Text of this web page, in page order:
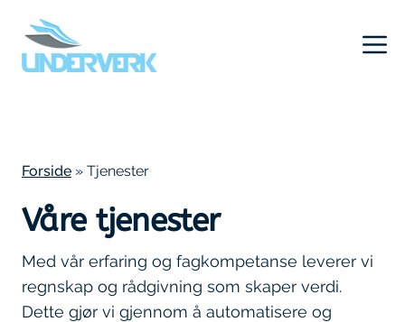
innhold
Forside » Tjenester
Våre tjenester
Med vår erfaring og fagkompetanse leverer vi
regnskap og rådgivning som skaper verdi.
Dette gjør vi gjennom å automatisere og